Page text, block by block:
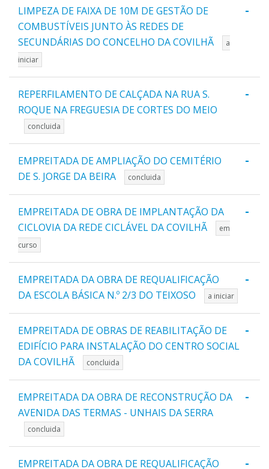
-
LIMPEZA DE FAIXA DE 10M DE GESTÃO DE
COMBUSTÍVEIS JUNTO ÀS REDES DE
SECUNDÁRIAS DO CONCELHO DA COVILHÃ
a
iniciar
-
REPERFILAMENTO DE CALÇADA NA RUA S.
ROQUE NA FREGUESIA DE CORTES DO MEIO
concluida
-
EMPREITADA DE AMPLIAÇÃO DO CEMITÉRIO
DE S. JORGE DA BEIRA
concluida
-
EMPREITADA DE OBRA DE IMPLANTAÇÃO DA
CICLOVIA DA REDE CICLÁVEL DA COVILHÃ
em
curso
-
EMPREITADA DA OBRA DE REQUALIFICAÇÃO
DA ESCOLA BÁSICA N.º 2/3 DO TEIXOSO
a iniciar
-
EMPREITADA DE OBRAS DE REABILITAÇÃO DE
EDIFÍCIO PARA INSTALAÇÃO DO CENTRO SOCIAL
DA COVILHÃ
concluida
-
EMPREITADA DA OBRA DE RECONSTRUÇÃO DA
AVENIDA DAS TERMAS - UNHAIS DA SERRA
concluida
-
EMPREITADA DA OBRA DE REQUALIFICAÇÃO